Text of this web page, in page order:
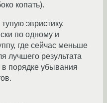
копать).
эвристику.
по одному и
где сейчас меньше
лучшего результата
порядке убывания